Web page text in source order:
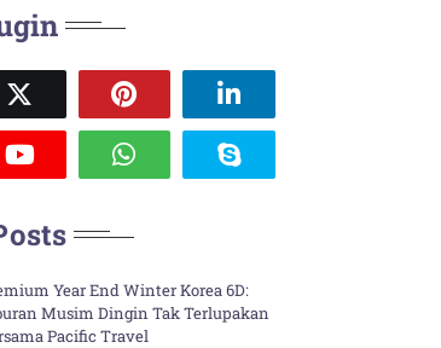
Year End Winter Korea 6D:
Musim Dingin Tak Terlupakan
Pacific Travel